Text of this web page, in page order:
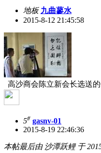
地板 九曲蓼水
2015-8-12 21:45:58
高沙商会陈立新会长选送
5# gasnv-01
2015-8-19 22:46:36
本帖最后由 沙潭跃鲤 于